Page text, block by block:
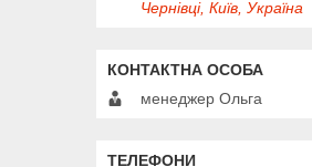
Чернівці, Київ, Україна
менеджер Ольга